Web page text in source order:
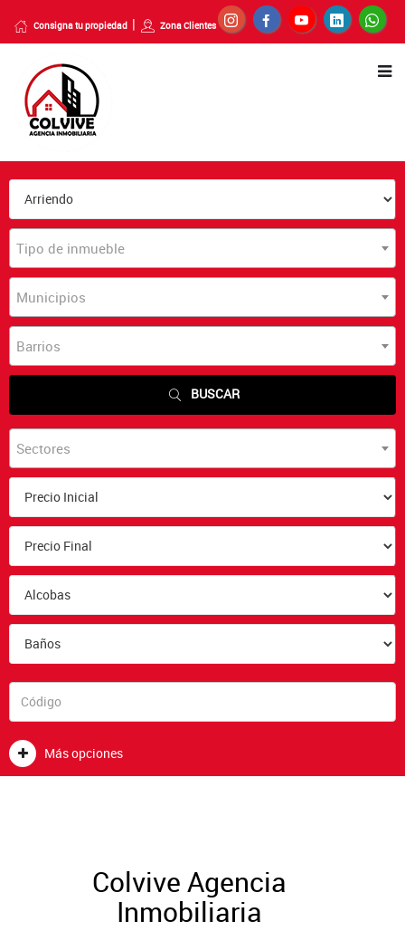
Consigna tu propiedad Zona Clientes
Tipo de inmueble
Municipios
Barrios
BUSCAR
Sectores
Más opciones
Colvive Agencia
Inmobiliaria